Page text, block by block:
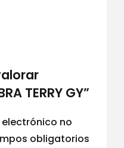
TERRY GY”
no
obligatorios